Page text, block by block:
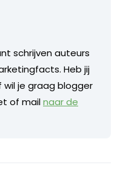
schrijven auteurs
Heb jij
wil je graag blogger
of mailnaar de